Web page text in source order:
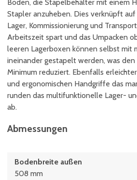
Boden, die Stapelbehälter mit einem
Stapler anzuheben. Dies verknüpft
Lager, Kommissionierung und
Arbeitszeit spart und das Umpacken
leeren Lagerboxen können selbst mit
ineinander gestapelt werden, was
Minimum reduziert. Ebenfalls
und ergonomischen Handgriffe das
runden das multifunktionelle Lager-
ab.
Abmessungen
Bodenbreite außen
508 mm